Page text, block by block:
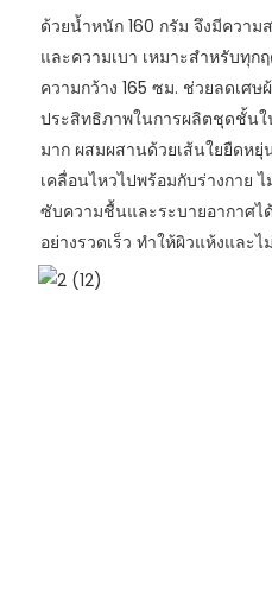
ด้วยน้ำหนัก 160 กรัม จึงมีควา
และความเบา เหมาะสำหรับทุก
ความกว้าง 165 ซม. ช่วยลดเศษ
ประสิทธิภาพในการผลิตชุดชั้น
มาก ผสมผสานด้วยเส้นใยยืดห
เคลื่อนไหวไปพร้อมกับร่างกาย
ซับความชื้นและระบายอากาศไ
อย่างรวดเร็ว ทำให้ผิวแห้งและ